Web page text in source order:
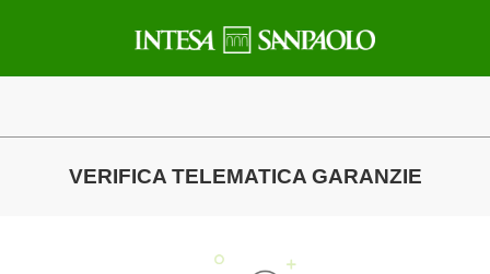
VERIFICA TELEMATICA GARANZIE